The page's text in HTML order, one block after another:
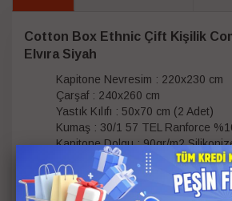
Cotton Box Ethnic Çift Kişilik
Elvıra Siyah
Kapitone Nevresim : 220x230 cm
Çarşaf : 240x260 cm
Yastık Kılıfı : 50x70 cm (2 Adet)
Kumaş : 30/1 57 TEL Ranforce
Kapitone Dolgu : 90gr/m2
Kişi Bilgisi
Çift Kişilik